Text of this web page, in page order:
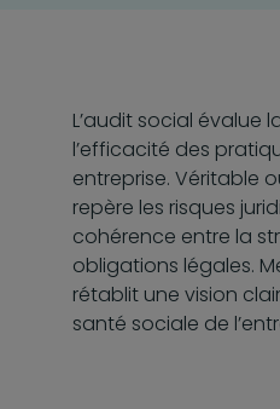
L’audit social évalue
l’efficacité des
entreprise. Véritable
repère les risques
cohérence entre la
obligations légales.
rétablit une vision
santé sociale de